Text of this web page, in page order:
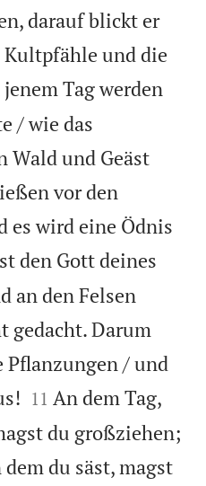
darauf blickt er
und die
Tag werden
/ wie das
Wald und Geäst
vor den
es wird eine Ödnis
den Gott deines
an den Felsen
gedacht. Darum
/ und


11 An dem Tag,
du großziehen;
du säst, magst